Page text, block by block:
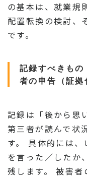
の基本は、就業規
配置転換の検討、
です。
記録すべきもの
者の申告（証拠
記録は「後から思
第三者が読んで状
す。 具体的には
を言った／したか
残します。 被害